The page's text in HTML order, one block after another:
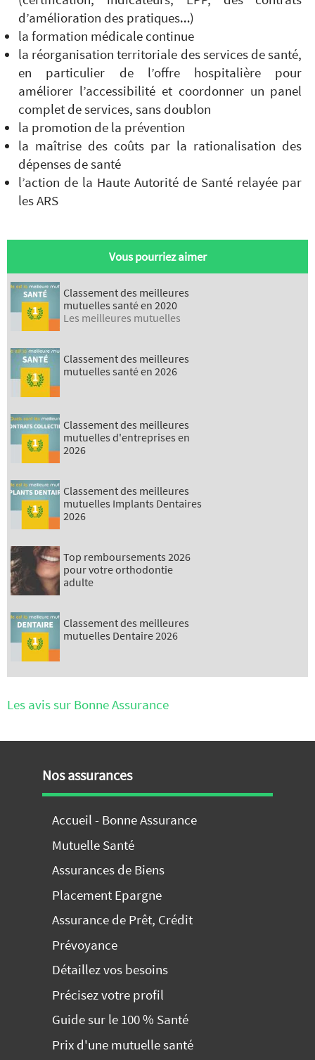
d’amélioration des pratiques…)
la formation médicale continue
la réorganisation territoriale des services de santé,
en particulier de l’offre hospitalière pour
améliorer l’accessibilité et coordonner un panel
complet de services, sans doublon
la promotion de la prévention
la maîtrise des coûts par la rationalisation des
dépenses de santé
l’action de la Haute Autorité de Santé relayée par
les ARS
Vous pourriez aimer
Classement des meilleures
mutuelles santé en 2020
Les meilleures mutuelles
Classement des meilleures
mutuelles santé en 2026
Classement des meilleures
mutuelles d'entreprises en
2026
Classement des meilleures
mutuelles Implants Dentaires
2026
Top remboursements 2026
pour votre orthodontie
adulte
Classement des meilleures
mutuelles Dentaire 2026
Les avis sur Bonne Assurance
Nos assurances
Accueil - Bonne Assurance
Mutuelle Santé
Assurances de Biens
Placement Epargne
Assurance de Prêt, Crédit
Prévoyance
Détaillez vos besoins
Précisez votre profil
Guide sur le 100 % Santé
Prix d'une mutuelle santé